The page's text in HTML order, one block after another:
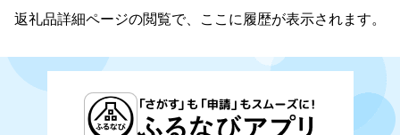
返礼品詳細ページの閲覧で、ここに履歴が表示されます。